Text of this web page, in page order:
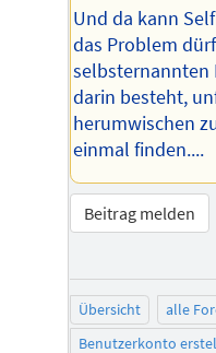
Und da kann
das Problem
selbsternannten
darin besteht,
herumwischen
einmal finden....
Beitrag melden
Übersicht alle
Benutzerkonto